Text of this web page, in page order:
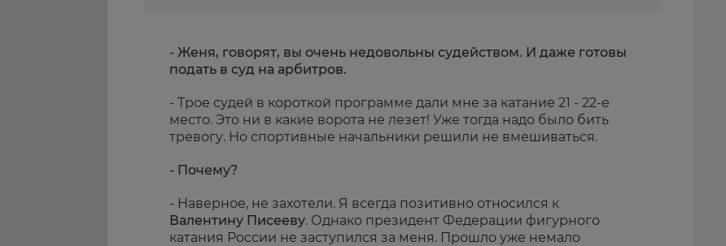
- Женя, говорят, вы очень недовольны судейством. И даже готовы
подать в суд на арбитров.
- Трое судей в короткой программе дали мне за катание 21 - 22-е
место. Это ни в какие ворота не лезет! Уже тогда надо было бить
тревогу. Но спортивные начальники решили не вмешиваться.
- Почему?
- Наверное, не захотели. Я всегда позитивно относился к
Валентину Писееву. Однако президент Федерации фигурного
катания России не заступился за меня. Прошло уже немало